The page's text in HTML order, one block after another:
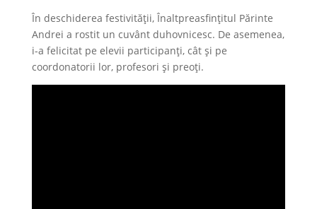
În deschiderea festivității, Înaltpreasfințitul Părinte
Andrei a rostit un cuvânt duhovnicesc. De asemenea,
i-a felicitat pe elevii participanți, cât și pe
coordonatorii lor, profesori și preoți.